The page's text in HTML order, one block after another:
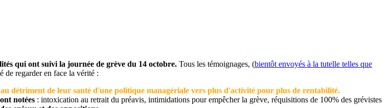
qui ont suivi la journée de grève du 14 octobre. Tous les témoignages, (bientôt envoyés à la tutelle telles que
de regarder en face la vérité :
détriment de leur santé d'une politique managériale vers plus d'activité pour plus de rentabilité.
notées : intoxication au retrait du préavis, intimidations pour empêcher la grève, réquisitions de 100% des grévistes